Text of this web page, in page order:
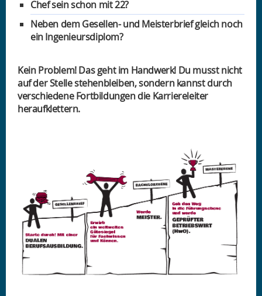
Chef sein schon mit 22?
Neben dem Gesellen- und Meisterbrief gleich noch
ein Ingenieursdiplom?
Kein Problem! Das geht im Handwerk! Du musst nicht
auf der Stelle stehenbleiben, sondern kannst durch
verschiedene Fortbildungen die Karriereleiter
heraufklettern.